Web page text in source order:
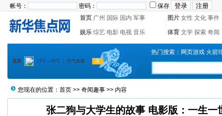
帐号： 密码：
保存
首页 广州 国际 国内 军事 图片 女性 文化 事件
娱乐 综艺 电影 电视 音乐 体育 文学 探索 奇闻
热门搜索： 网页游戏 火箭
您现在的位置： 首页 >> 奇闻趣事 >> 内容
张二狗与大学生的故事 电影版：一生一